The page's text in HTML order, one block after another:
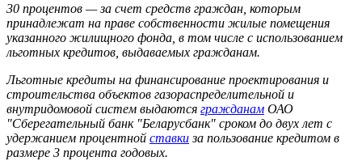
30 процентов — за счет средств граждан, которым
принадлежат на праве собственности жилые помещения
указанного жилищного фонда, в том числе с использованием
льготных кредитов, выдаваемых гражданам.
Льготные кредиты на финансирование проектирования и
строительства объектов газораспределительной и
внутридомовой систем выдаются гражданам ОАО
"Сберегательный банк "Беларусбанк" сроком до двух лет с
удержанием процентной ставкиза пользование кредитом в
размере 3 процента годовых.